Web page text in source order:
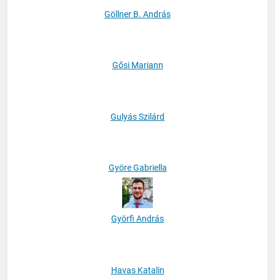
Göllner B. András
Gősi Mariann
Gulyás Szilárd
Györe Gabriella
Györfi András
Havas Katalin